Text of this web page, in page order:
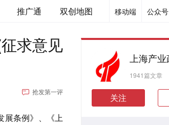
公众号
移动端
推广通 双创地图
求意见
抢发第一评
展条例》、《上
1941篇文章
关注